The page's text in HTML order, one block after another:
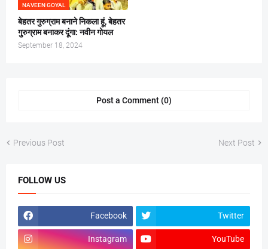
NAVEEN GOYAL
बेहतर गुरुग्राम बनाने निकला हूं, बेहतर
गुरुग्राम बनाकर दूंगा: नवीन गोयल
September 18, 2024
Post a Comment (0)
Previous Post Next Post
FOLLOW US
Facebook Twitter
Instagram YouTube